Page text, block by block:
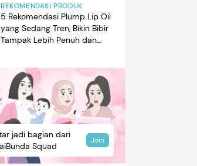
REKOMENDASI PRODUK
5 Rekomendasi Plump Lip Oil
yang Sedang Tren, Bikin Bibir
Tampak Lebih Penuh dan
jadi bagian dari
Squad
Join